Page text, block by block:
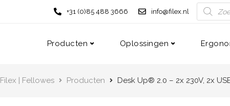
+31 (0)85 488 3666 info@filex.nl
Producten Oplossingen
Filex | Fellowes Producten Desk Up® 2.0 – 2x 230V, 2x